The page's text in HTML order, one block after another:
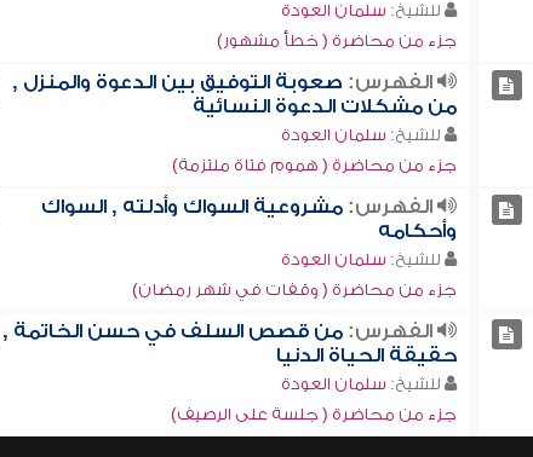
للشيخ: سلمان العودة
جزء من محاضرة ( خطأ مشهور)
الفهرس: صعوبة التوفيق بين الدعوة والمنزل ,
من مشكلات الدعوة النسائية
للشيخ: سلمان العودة
جزء من محاضرة ( هموم فتاة ملتزمة)
الفهرس: مشروعية السواك وأدلته , السواك
وأحكامه
للشيخ: سلمان العودة
جزء من محاضرة ( وقفات في شهر رمضان)
الفهرس: من قصص السلف في حسن الخاتمة ,
حقيقة الحياة الدنيا
للشيخ: سلمان العودة
جزء من محاضرة ( جلسة على الرصيف)